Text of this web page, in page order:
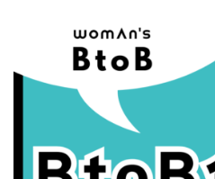
・秋の睡眠の日
2026/09/04(金)
・がん征圧月間
・世界アルツハイマー月間
・健康増進普及月間
・歯ヂカラ探究月間